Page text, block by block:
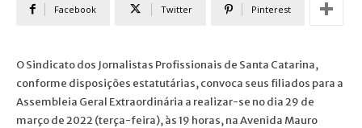
Facebook Twitter Pinterest
O Sindicato dos Jornalistas Profissionais de Santa Catarina,
conforme disposições estatutárias, convoca seus filiados para a
Assembleia Geral Extraordinária a realizar-se no dia 29 de
março de 2022 (terça-feira), às 19 horas, na Avenida Mauro